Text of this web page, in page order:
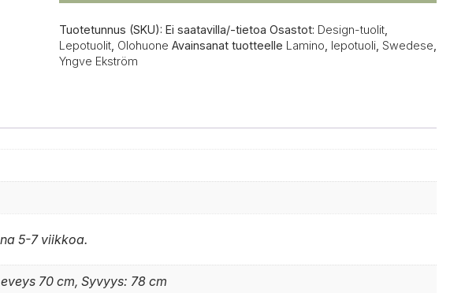
Tuotetunnus (SKU): Ei saatavilla/-tietoa Osastot: Design-tuolit,
Lepotuolit, Olohuone Avainsanat tuotteelle Lamino lepotuoli, Swedese
Yngve Ekström
5-7 viikkoa.
70 cm, Syvyys: 78 cm